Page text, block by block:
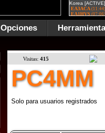
Opciones
Visitas: 415
PC4MM
Solo para usuarios registrados